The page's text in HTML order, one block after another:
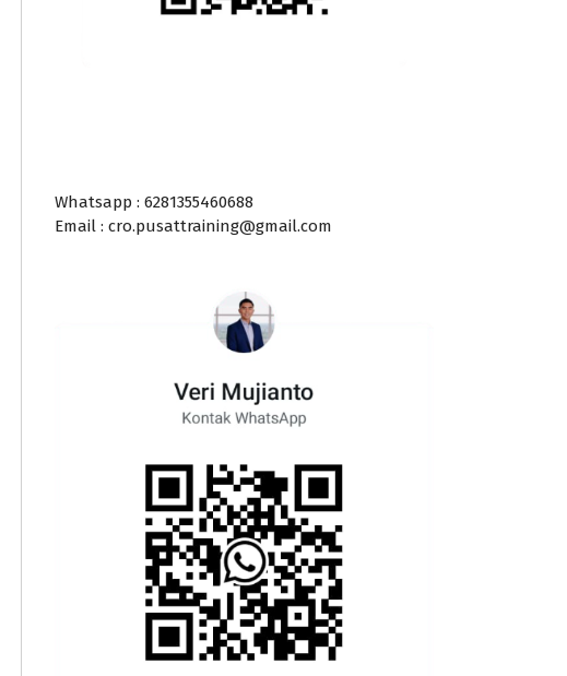
Whatsapp : 6281355460688
Email : cro.pusattraining@gmail.com